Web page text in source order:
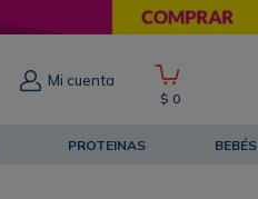
Mi cuenta
$ 0
PROTEINAS BEBÉS